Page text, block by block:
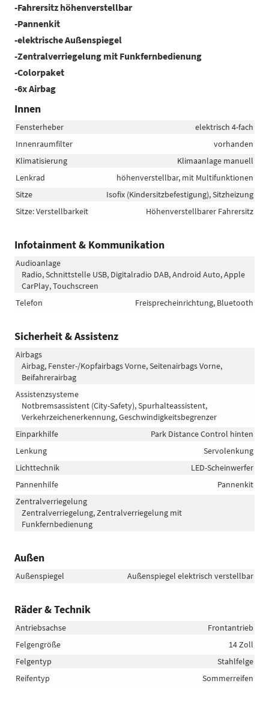
-Fahrersitz höhenverstellbar
-Pannenkit
-elektrische Außenspiegel
-Zentralverriegelung mit Funkfernbedienung
-Colorpaket
-6x Airbag
Innen
Fensterheber
elektrisch 4-fach
Innenraumfilter
vorhanden
Klimatisierung
Klimaanlage manuell
Lenkrad
höhenverstellbar, mit Multifunktionen
Sitze
Isofix (Kindersitzbefestigung), Sitzheizung
Sitze: Verstellbarkeit
Höhenverstellbarer Fahrersitz
Infotainment & Kommunikation
Audioanlage
Radio, Schnittstelle USB, Digitalradio DAB, Android Auto, Apple
CarPlay, Touchscreen
Telefon
Freisprecheinrichtung, Bluetooth
Sicherheit & Assistenz
Airbags
Airbag, Fenster-/Kopfairbags Vorne, Seitenairbags Vorne,
Beifahrerairbag
Assistenzsysteme
Notbremsassistent (City-Safety), Spurhalteassistent,
Verkehrzeichenerkennung, Geschwindigkeitsbegrenzer
Einparkhilfe
Park Distance Control hinten
Lenkung
Servolenkung
Lichttechnik
LED-Scheinwerfer
Pannenhilfe
Pannenkit
Zentralverriegelung
Zentralverriegelung, Zentralverriegelung mit
Funkfernbedienung
Außen
Außenspiegel Außenspiegel elektrisch verstellbar
Räder & Technik
Antriebsachse
Frontantrieb
Felgengröße
14 Zoll
Felgentyp
Stahlfelge
Reifentyp
Sommerreifen